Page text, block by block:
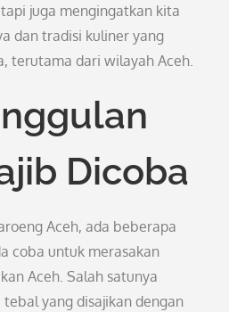
juga mengingatkan kita
dan tradisi kuliner yang
terutama dari wilayah Aceh.
Dicoba
Aceh, ada beberapa
coba untuk merasakan
Aceh. Salah satunya
yang disajikan dengan